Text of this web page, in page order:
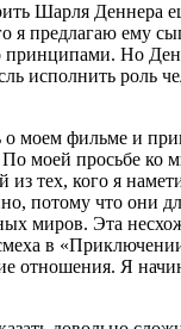
Шарля Деннера
я предлагаю ему
принципами. Но
исполнить роль
о моем фильме и
По моей просьбе
тех, кого я
потому что они
миров. Эта
в
отношения. Я